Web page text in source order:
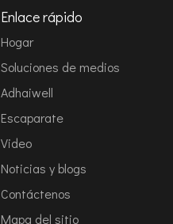
Enlace rápido
Hogar
Soluciones de medios
Adhaiwell
Escaparate
Video
Noticias y blogs
Contáctenos
Mapa del sitio